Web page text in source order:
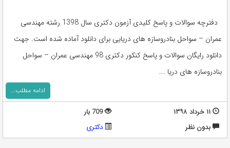
دفترچه سوالات و پاسخ کلیدی آزمون دکتری سال 1398 رشته مهندسی
عمران – سواحل بنادروسازه های دریایی برای دانلود آماده شده است. جهت
دانلود رایگان سوالات و پاسخ کنکور دکتری 98 مهندسی عمران – سواحل
بنادروسازه های دریا ...
ادامه مطلب...
۱۱ خرداد ۱۳۹۸
709 بار
بدون نظر
دکتری